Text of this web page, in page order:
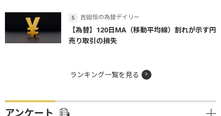
吉田恒の為替デイリー
【為替】120日MA（移動平均線）割れが示す円
売り取引の損失
ランキング一覧を見る
アンケート